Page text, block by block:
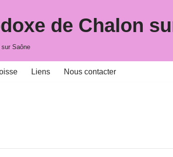
de Chalon
Saône
Liens Nous contacter